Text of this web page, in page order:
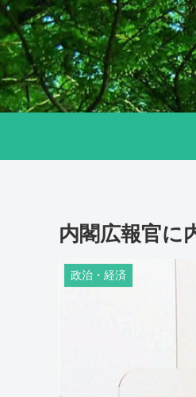
内閣広報官に
政治・経済